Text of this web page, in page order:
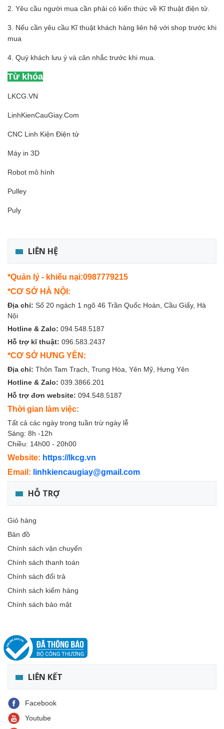
2. Yêu cầu người mua cần phải có kiến thức về Kĩ thuật điện tử.
3. Nếu cần yêu cầu Kĩ thuật khách hàng liên hệ với shop trước khi
mua
4. Quý khách lưu ý và cân nhắc trước khi mua.
Từ khóa
LKCG.VN
LinhKienCauGiay.Com
CNC Linh Kiện Điện tử
Máy in 3D
Robot mô hình
Pulley
Puly
LIÊN HỆ
*Quản lý - khiếu nại:0987779215
*CƠ SỞ HÀ NỘI:
Địa chỉ: Số 20 ngách 1 ngõ 46 Trần Quốc Hoàn, Cầu Giấy, Hà
Nội
Hotline & Zalo: 094.548.5187
Hỗ trợ kĩ thuật: 096.583.2437
*CƠ SỞ HƯNG YÊN:
Địa chỉ: Thôn Tam Trạch, Trung Hòa, Yên Mỹ, Hưng Yên
Hotline & Zalo: 039.3866.201
Hỗ trợ đơn website: 094.548.5187
Thời gian làm việc:
Tất cả các ngày trong tuần trừ ngày lễ
Sáng: 8h -12h
Chiều: 14h00 - 20h00
Website: https://lkcg.vn
Email: linhkiencaugiay@gmail.com
HỖ TRỢ
Giỏ hàng
Bản đồ
Chính sách vận chuyển
Chính sách thanh toán
Chính sách đổi trả
Chính sách kiểm hàng
Chính sách bảo mật
LIÊN KẾT
Facebook
Youtube